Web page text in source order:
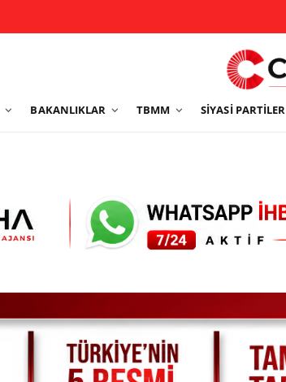
BAKANLIKLAR TBMM SIYASI PARTILER